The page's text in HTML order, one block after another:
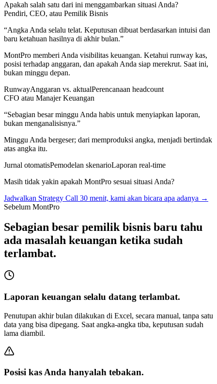
Apakah salah satu dari ini menggambarkan situasi Anda?
Pendiri, CEO, atau Pemilik Bisnis
“Angka Anda selalu telat. Keputusan dibuat berdasarkan intuisi dan
baru ketahuan hasilnya di akhir bulan.”
MontPro memberi Anda visibilitas keuangan. Ketahui runway kas,
posisi terhadap anggaran, dan apakah Anda siap merekrut. Saat ini,
bukan minggu depan.
RunwayAnggaran vs. aktualPerencanaan headcount
CFO atau Manajer Keuangan
“Sebagian besar minggu Anda habis untuk menyiapkan laporan,
bukan menganalisisnya.”
Minggu Anda bergeser; dari memproduksi angka, menjadi bertindak
atas angka itu.
Jurnal otomatisPemodelan skenarioLaporan real-time
Masih tidak yakin apakah MontPro sesuai situasi Anda?
Jadwalkan Strategy Call 30 menit, kami akan bicara apa adanya →
Sebelum MontPro
Sebagian besar pemilik bisnis baru tahu
ada masalah keuangan ketika sudah
terlambat.
Laporan keuangan selalu datang terlambat.
Penutupan akhir bulan dilakukan di Excel, secara manual, tanpa satu
data yang bisa dipegang. Saat angka-angka tiba, keputusan sudah
lama diambil.
Posisi kas Anda hanyalah tebakan.